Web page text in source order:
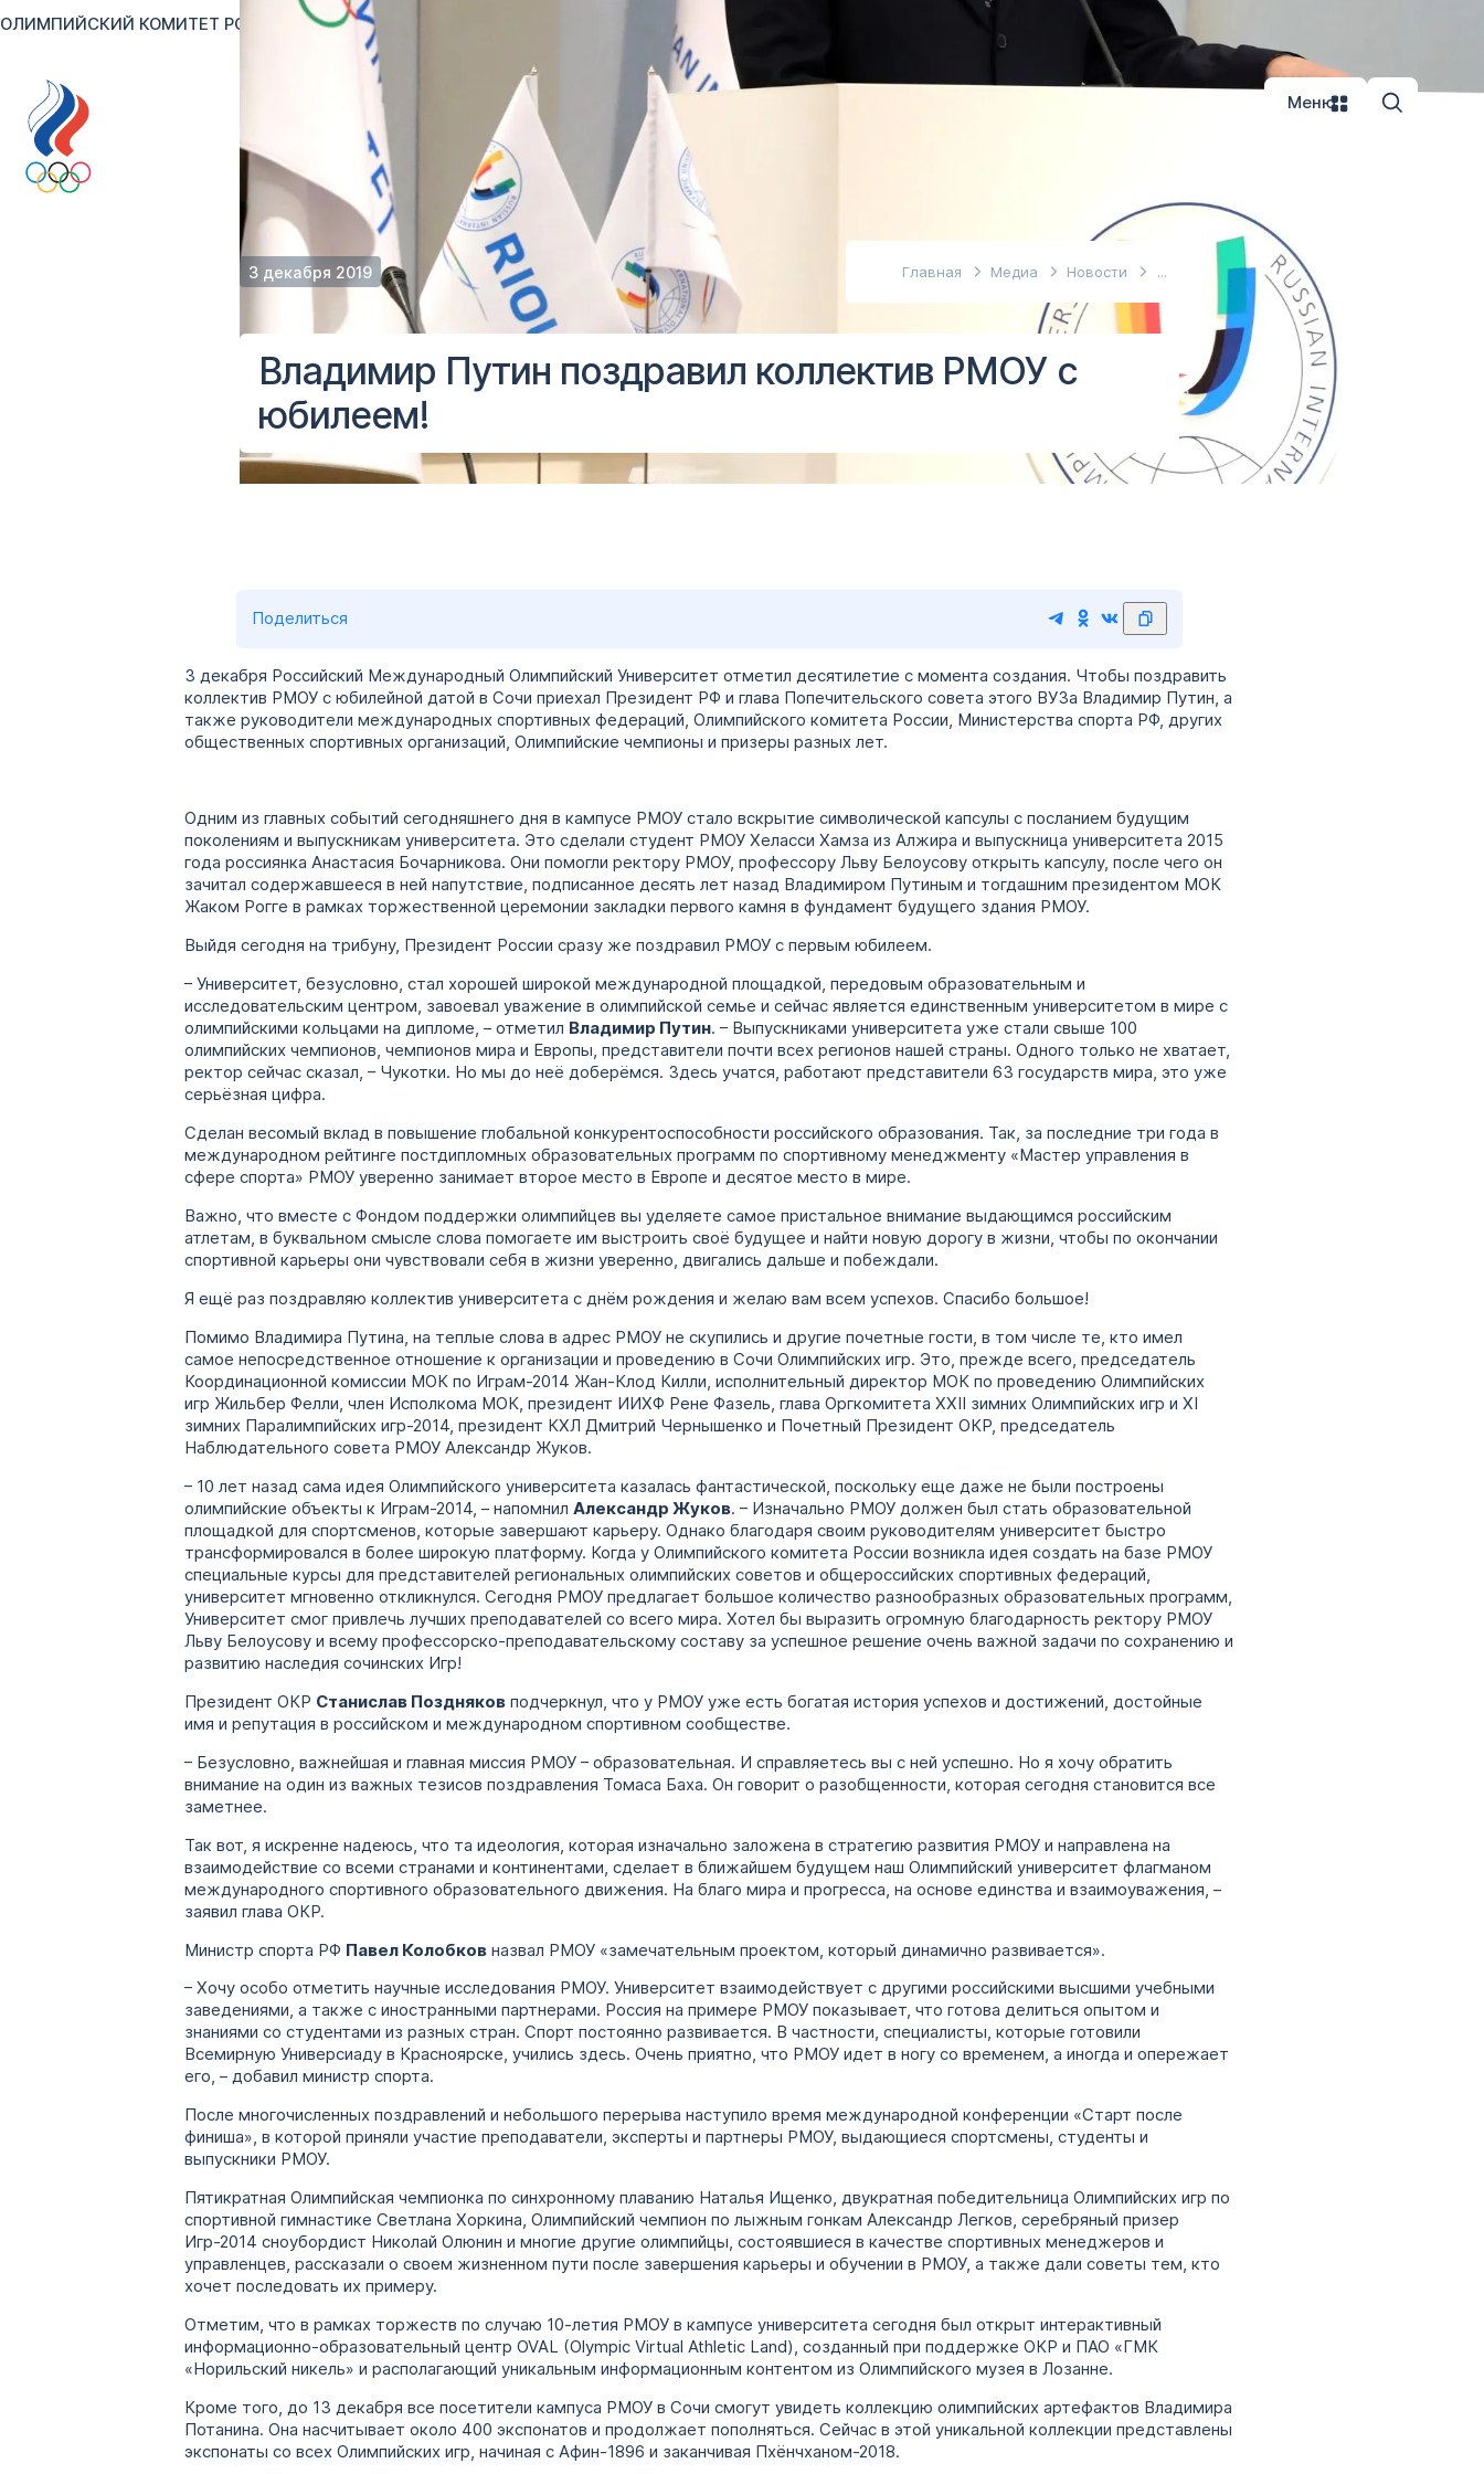
ОЛИМПИЙСКИЙ КОМИТЕТ РОССИИ RUEN Версия для слабовидящих
Меню
3 декабря 2019 Главная Медиа Новости
Владимир Путин поздравил коллектив РМОУ с
юбилеем!
Поделиться
3 декабря Российский Международный Олимпийский Университет отметил десятилетие с момента создания. Чтобы поздравить
коллектив РМОУ с юбилейной датой в Сочи приехал Президент РФ и глава Попечительского совета этого ВУЗа Владимир Путин, а
также руководители международных спортивных федераций, Олимпийского комитета России, Министерства спорта РФ, других
общественных спортивных организаций, Олимпийские чемпионы и призеры разных лет.
Одним из главных событий сегодняшнего дня в кампусе РМОУ стало вскрытие символической капсулы с посланием будущим
поколениям и выпускникам университета. Это сделали студент РМОУ Хеласси Хамза из Алжира и выпускница университета 2015
года россиянка Анастасия Бочарникова. Они помогли ректору РМОУ, профессору Льву Белоусову открыть капсулу, после чего он
зачитал содержавшееся в ней напутствие, подписанное десять лет назад Владимиром Путиным и тогдашним президентом МОК
Жаком Рогге в рамках торжественной церемонии закладки первого камня в фундамент будущего здания РМОУ.
Выйдя сегодня на трибуну, Президент России сразу же поздравил РМОУ с первым юбилеем.
– Университет, безусловно, стал хорошей широкой международной площадкой, передовым образовательным и
исследовательским центром, завоевал уважение в олимпийской семье и сейчас является единственным университетом в мире с
олимпийскими кольцами на дипломе, – отметил Владимир Путин. – Выпускниками университета уже стали свыше 100
олимпийских чемпионов, чемпионов мира и Европы, представители почти всех регионов нашей страны. Одного только не хватает,
ректор сейчас сказал, – Чукотки. Но мы до неё доберёмся. Здесь учатся, работают представители 63 государств мира, это уже
серьёзная цифра.
Сделан весомый вклад в повышение глобальной конкурентоспособности российского образования. Так, за последние три года в
международном рейтинге постдипломных образовательных программ по спортивному менеджменту «Мастер управления в
сфере спорта» РМОУ уверенно занимает второе место в Европе и десятое место в мире.
Важно, что вместе с Фондом поддержки олимпийцев вы уделяете самое пристальное внимание выдающимся российским
атлетам, в буквальном смысле слова помогаете им выстроить своё будущее и найти новую дорогу в жизни, чтобы по окончании
спортивной карьеры они чувствовали себя в жизни уверенно, двигались дальше и побеждали.
Я ещё раз поздравляю коллектив университета с днём рождения и желаю вам всем успехов. Спасибо большое!
Помимо Владимира Путина, на теплые слова в адрес РМОУ не скупились и другие почетные гости, в том числе те, кто имел
самое непосредственное отношение к организации и проведению в Сочи Олимпийских игр. Это, прежде всего, председатель
Координационной комиссии МОК по Играм-2014 Жан-Клод Килли, исполнительный директор МОК по проведению Олимпийских
игр Жильбер Фелли, член Исполкома МОК, президент ИИХФ Рене Фазель, глава Оргкомитета XXII зимних Олимпийских игр и XI
зимних Паралимпийских игр-2014, президент КХЛ Дмитрий Чернышенко и Почетный Президент ОКР, председатель
Наблюдательного совета РМОУ Александр Жуков.
– 10 лет назад сама идея Олимпийского университета казалась фантастической, поскольку еще даже не были построены
олимпийские объекты к Играм-2014, – напомнилАлександр Жуков. – Изначально РМОУ должен был стать образовательной
площадкой для спортсменов, которые завершают карьеру. Однако благодаря своим руководителям университет быстро
трансформировался в более широкую платформу. Когда у Олимпийского комитета России возникла идея создать на базе РМОУ
специальные курсы для представителей региональных олимпийских советов и общероссийских спортивных федераций,
университет мгновенно откликнулся. Сегодня РМОУ предлагает большое количество разнообразных образовательных программ,
Университет смог привлечь лучших преподавателей со всего мира. Хотел бы выразить огромную благодарность ректору РМОУ
Льву Белоусову и всему профессорско-преподавательскому составу за успешное решение очень важной задачи по сохранению и
развитию наследия сочинских Игр!
Президент ОКР Станислав Поздняков подчеркнул, что у РМОУ уже есть богатая история успехов и достижений, достойные
имя и репутация в российском и международном спортивном сообществе.
– Безусловно, важнейшая и главная миссия РМОУ – образовательная. И справляетесь вы с ней успешно. Но я хочу обратить
внимание на один из важных тезисов поздравления Томаса Баха. Он говорит о разобщенности, которая сегодня становится все
заметнее.
Так вот, я искренне надеюсь, что та идеология, которая изначально заложена в стратегию развития РМОУ и направлена на
взаимодействие со всеми странами и континентами, сделает в ближайшем будущем наш Олимпийский университет флагманом
международного спортивного образовательного движения. На благо мира и прогресса, на основе единства и взаимоуважения, –
заявил глава ОКР.
Министр спорта РФ Павел Колобков назвал РМОУ «замечательным проектом, который динамично развивается».
– Хочу особо отметить научные исследования РМОУ. Университет взаимодействует с другими российскими высшими учебными
заведениями, а также с иностранными партнерами. Россия на примере РМОУ показывает, что готова делиться опытом и
знаниями со студентами из разных стран. Спорт постоянно развивается. В частности, специалисты, которые готовили
Всемирную Универсиаду в Красноярске, учились здесь. Очень приятно, что РМОУ идет в ногу со временем, а иногда и опережает
его, – добавил министр спорта.
После многочисленных поздравлений и небольшого перерыва наступило время международной конференции «Старт после
финиша», в которой приняли участие преподаватели, эксперты и партнеры РМОУ, выдающиеся спортсмены, студенты и
выпускники РМОУ.
Пятикратная Олимпийская чемпионка по синхронному плаванию Наталья Ищенко, двукратная победительница Олимпийских игр по
спортивной гимнастике Светлана Хоркина, Олимпийский чемпион по лыжным гонкам Александр Легков, серебряный призер
Игр-2014 сноубордист Николай Олюнин и многие другие олимпийцы, состоявшиеся в качестве спортивных менеджеров и
управленцев, рассказали о своем жизненном пути после завершения карьеры и обучении в РМОУ, а также дали советы тем, кто
хочет последовать их примеру.
Отметим, что в рамках торжеств по случаю 10-летия РМОУ в кампусе университета сегодня был открыт интерактивный
информационно-образовательный центр OVAL (Olympic Virtual Athletic Land), созданный при поддержке ОКР и ПАО «ГМК
«Норильский никель» и располагающий уникальным информационным контентом из Олимпийского музея в Лозанне.
Кроме того, до 13 декабря все посетители кампуса РМОУ в Сочи смогут увидеть коллекцию олимпийских артефактов Владимира
Потанина. Она насчитывает около 400 экспонатов и продолжает пополняться. Сейчас в этой уникальной коллекции представлены
экспонаты со всех Олимпийских игр, начиная с Афин-1896 и заканчивая Пхёнчханом-2018.